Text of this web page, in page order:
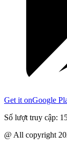
Get it onGoogle
Số lượt truy cập:
@ All copyright